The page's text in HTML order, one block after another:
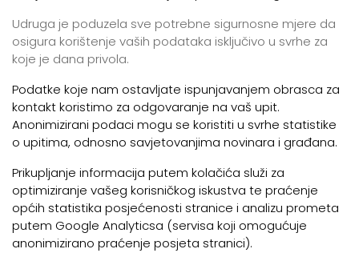
Udruga je poduzela sve potrebne sigurnosne mjere da
osigura korištenje vaših podataka isključivo u svrhe za
koje je dana privola.
Podatke koje nam ostavljate ispunjavanjem obrasca za
kontakt koristimo za odgovaranje na vaš upit.
Anonimizirani podaci mogu se koristiti u svrhe statistike
o upitima, odnosno savjetovanjima novinara i građana.
Prikupljanje informacija putem kolačića služi za
optimiziranje vašeg korisničkog iskustva te praćenje
općih statistika posjećenosti stranice i analizu prometa
putem Google Analyticsa (servisa koji omogućuje
anonimizirano praćenje posjeta stranici).